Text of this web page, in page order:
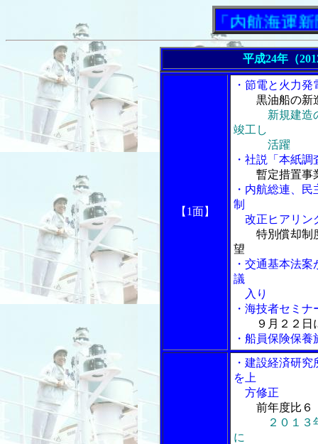
「内航海運新聞」
平成24年（
【1面】
・節電と火力
黒油船の新
新規建造
竣工し
活躍
・社説「本紙
暫定措置事
・内航総連、
制
改正ヒアリン
特別償却制
望
・交通基本法
議
入り
・海技者セミ
９月２２
・船員保険保
・建設経済研
を上
方修正
前年度比６
２０１
に